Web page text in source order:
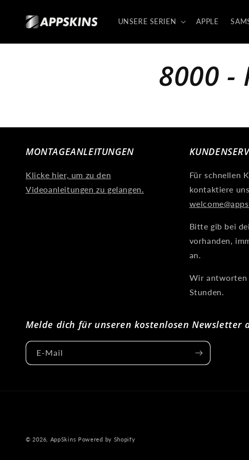
Inhalt
UNSERE SERIEN APPLE
8000 -
MONTAGEANLEITUNGEN
Klicke hier, um zu den
Videoanleitungen zu gelangen.
Für schnellen
kontaktiere
Bitte gib bei
vorhanden,
an.
Wir antworten
Stunden.
Melde dich für unseren kostenlosen Newsletter
E-Mail
© 2026, AppSkins Powered by Shopify